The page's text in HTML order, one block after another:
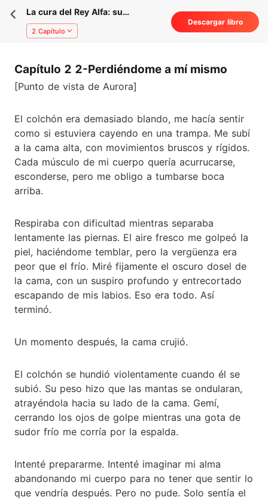
La cura del Rey Alfa: su
compañero perfecto
2 Capítulo
Descargar libro
Capítulo 2 2-Perdiéndome a mí mismo
[Punto de vista de Aurora]
El colchón era demasiado blando, me hacía sentir
como si estuviera cayendo en una trampa. Me subí
a la cama alta, con movimientos bruscos y rígidos.
Cada músculo de mi cuerpo quería acurrucarse,
esconderse, pero me obligo a tumbarse boca
arriba.
Respiraba con dificultad mientras separaba
lentamente las piernas. El aire fresco me golpeó la
piel, haciéndome temblar, pero la vergüenza era
peor que el frío. Miré fijamente el oscuro dosel de
la cama, con un suspiro profundo y entrecortado
escapando de mis labios. Eso era todo. Así
terminó.
Un momento después, la cama crujió.
El colchón se hundió violentamente cuando él se
subió. Su peso hizo que las mantas se ondularan,
atrayéndola hacia su lado de la cama. Gemí,
cerrando los ojos de golpe mientras una gota de
sudor frío me corría por la espalda.
Intenté prepararme. Intenté imaginar mi alma
abandonando mi cuerpo para no tener que sentir lo
que vendría después. Pero no pude. Solo sentía el